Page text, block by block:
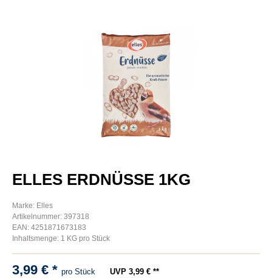
ELLES ERDNÜSSE 1KG
Marke: Elles
Artikelnummer: 397318
EAN: 4251871673183
Inhaltsmenge: 1 KG pro Stück
3,99 € * pro Stück UVP 3,99 € **